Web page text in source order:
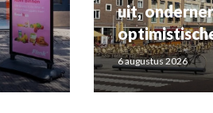
uit,
6 augustus 2026